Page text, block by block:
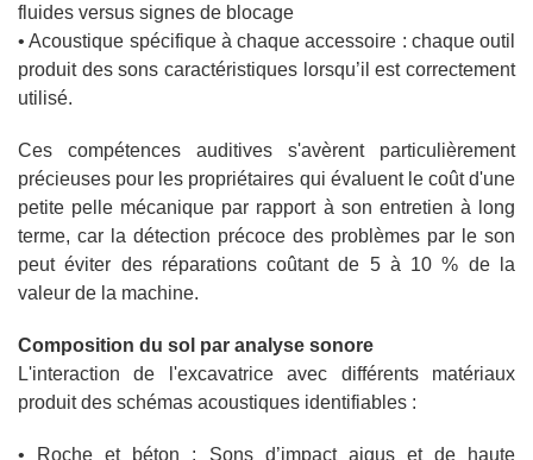
fluides versus signes de blocage
• Acoustique spécifique à chaque accessoire : chaque outil
produit des sons caractéristiques lorsqu’il est correctement
utilisé.
Ces compétences auditives s'avèrent particulièrement
précieuses pour les propriétaires qui évaluent le coût d'une
petite pelle mécanique par rapport à son entretien à long
terme, car la détection précoce des problèmes par le son
peut éviter des réparations coûtant de 5 à 10 % de la
valeur de la machine.
Composition du sol par analyse sonore
L'interaction de l'excavatrice avec différents matériaux
produit des schémas acoustiques identifiables :
• Roche et béton : Sons d’impact aigus et de haute